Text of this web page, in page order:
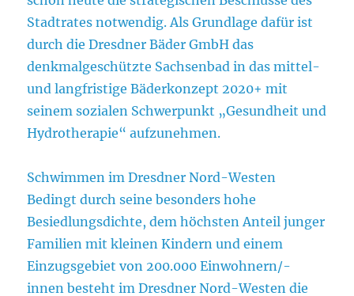
Stadtrates notwendig. Als Grundlage dafür ist
durch die Dresdner Bäder GmbH das
denkmalgeschützte Sachsenbad in das mittel-
und langfristige Bäderkonzept 2020+ mit
seinem sozialen Schwerpunkt „Gesundheit und
Hydrotherapie“ aufzunehmen.
Schwimmen im Dresdner Nord-Westen
Bedingt durch seine besonders hohe
Besiedlungsdichte, dem höchsten Anteil junger
Familien mit kleinen Kindern und einem
Einzugsgebiet von 200.000 Einwohnern/-
innen besteht im Dresdner Nord-Westen die